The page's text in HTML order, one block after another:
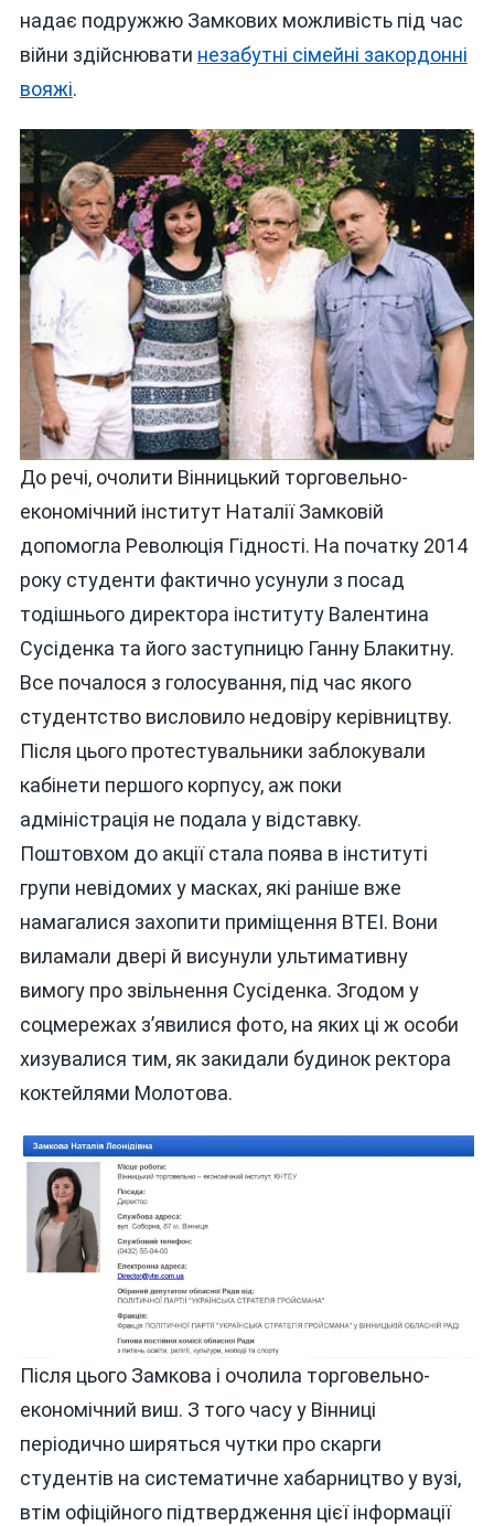
надає подружжю Замкових можливість під час
війни здійснювати незабутні сімейні закордонні
вояжі.
До речі, очолити Вінницький торговельно-
економічний інститут Наталії Замковій
допомогла Революція Гідності. На початку 2014
року студенти фактично усунули з посад
тодішнього директора інституту Валентина
Сусіденка та його заступницю Ганну Блакитну.
Все почалося з голосування, під час якого
студентство висловило недовіру керівництву.
Після цього протестувальники заблокували
кабінети першого корпусу, аж поки
адміністрація не подала у відставку.
Поштовхом до акції стала поява в інституті
групи невідомих у масках, які раніше вже
намагалися захопити приміщення ВТЕІ. Вони
виламали двері й висунули ультимативну
вимогу про звільнення Сусіденка. Згодом у
соцмережах з’явилися фото, на яких ці ж особи
хизувалися тим, як закидали будинок ректора
коктейлями Молотова.
Після цього Замкова і очолила торговельно-
економічний виш. З того часу у Вінниці
періодично ширяться чутки про скарги
студентів на систематичне хабарництво у вузі,
втім офіційного підтвердження цієї інформації